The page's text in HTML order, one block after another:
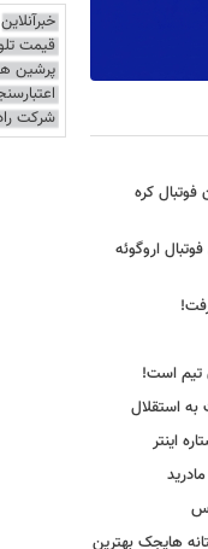
فوتبال کره
فوتبال اروگوئه
تیم است!
به استقلال
اینتر
هایجک بهترین
خبرآنلاین
قیمت
پرشین
شرکت